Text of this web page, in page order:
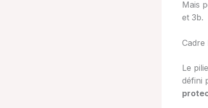
Mais
et 3b.
Cadre
Le
défini